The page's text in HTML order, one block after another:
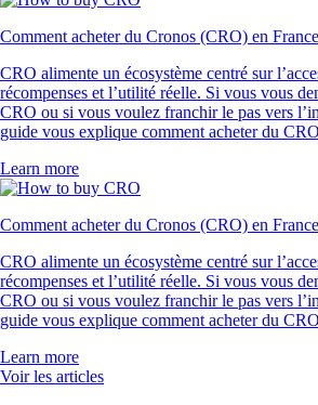
Comment acheter du Cronos (CRO) en France
CRO alimente un écosystème centré sur
récompenses et l’utilité réelle. Si vous vous
CRO ou si vous voulez franchir le pas vers
guide vous explique comment acheter du
Learn more
Comment acheter du Cronos (CRO) en France
CRO alimente un écosystème centré sur
récompenses et l’utilité réelle. Si vous vous
CRO ou si vous voulez franchir le pas vers
guide vous explique comment acheter du
Learn more
Voir les articles